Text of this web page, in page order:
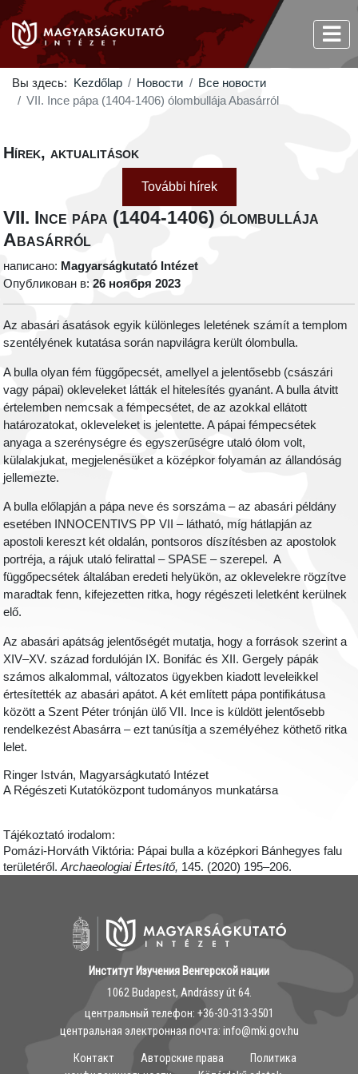
Вы здесь: Kezdőlap Новости
Все новости
VII. Ince pápa (1404-1406) ólombullája Abasárról
Hírek, aktualitások
További hírek
VII. Ince pápa (1404-1406) ólombullája
Abasárról
написано: Magyarságkutató Intézet
Опубликован в:26 ноября 2023
Az abasári ásatások egyik különleges leletének számít a templom
szentélyének kutatása során napvilágra került ólombulla.
A bulla olyan fém függőpecsét, amellyel a jelentősebb (császári
vagy pápai) okleveleket látták el hitelesítés gyanánt. A bulla átvitt
értelemben nemcsak a fémpecsétet, de az azokkal ellátott
határozatokat, okleveleket is jelentette. A pápai fémpecsétek
anyaga a szerénységre és egyszerűségre utaló ólom volt,
külalakjukat, megjelenésüket a középkor folyamán az állandóság
jellemezte.
A bulla előlapján a pápa neve és sorszáma – az abasári példány
esetében INNOCENTIVS PP VII – látható, míg hátlapján az
apostoli kereszt két oldalán, pontsoros díszítésben az apostolok
portréja, a rájuk utaló felirattal – SPASE – szerepel. A
függőpecsétek általában eredeti helyükön, az oklevelekre rögzítve
maradtak fenn, kifejezetten ritka, hogy régészeti leletként kerülnek
elő.
Az abasári apátság jelentőségét mutatja, hogy a források szerint a
XIV–XV. század fordulóján IX. Bonifác és XII. Gergely pápák
számos alkalommal, változatos ügyekben kiadott leveleikkel
értesítették az abasári apátot. A két említett pápa pontifikátusa
között a Szent Péter trónján ülő VII. Ince is küldött jelentősebb
rendelkezést Abasárra – ezt tanúsítja a személyéhez köthető ritka
lelet.
Ringer István, Magyarságkutató Intézet
A Régészeti Kutatóközpont tudományos munkatársa
Tájékoztató irodalom:
Pomázi-Horváth Viktória: Pápai bulla a középkori Bánhegyes falu
területéről.Archaeologiai Értesítő, 145. (2020) 195–206.
Институт Изучения Венгерской нации
1062 Budapest, Andrássy út 64.
центральный телефон: ‭+36-30-313-3501
центральная электронная почта: info@mki.gov.hu
Контакт
Авторские права
Политика